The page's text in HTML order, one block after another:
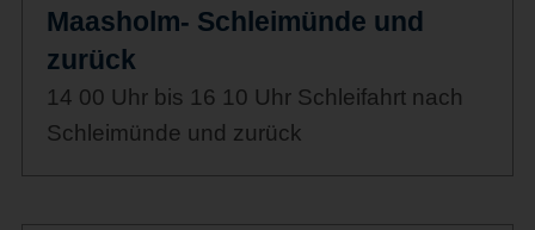
Maasholm- Schleimünde und
zurück
14 00 Uhr bis 16 10 Uhr Schleifahrt nach
Schleimünde und zurück